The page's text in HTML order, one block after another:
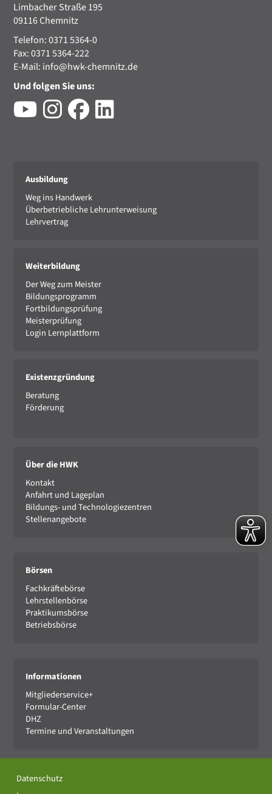
Limbacher Straße 195
09116 Chemnitz
Telefon: 0371 5364-0
Fax: 0371 5364-222
E-Mail: info@hwk-chemnitz.de
Und folgen Sie uns:
Ausbildung
Weg ins Handwerk
Überbetriebliche Lehrunterweisung
Lehrvertrag
Weiterbildung
Der Weg zum Meister
Bildungsprogramm
Fortbildungsprüfung
Meisterprüfung
Login Lernplattform
Existenzgründung
Beratung
Förderung
Über die HWK
Kontakt
Anfahrt und Lageplan
Bildungs- und Technologiezentren
Stellenangebote
Börsen
Fachkräftebörse
Lehrstellenbörse
Praktikumsbörse
Betriebsbörse
Informationen
Mitgliederservice+
Formular-Center
DHZ
Termine und Veranstaltungen
Datenschutz